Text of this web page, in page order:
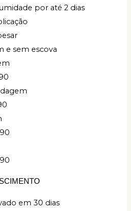
por até 2 dias
e sem escova
em 30 dias